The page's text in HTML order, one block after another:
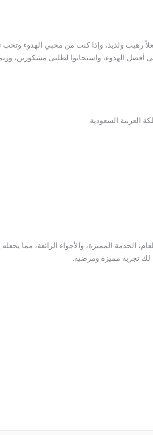
رهيب ولذيذ، وإذا كنت من محبي الهدوء
الهدوء، واستجابوا لطلبي مشكورين،
الخدمة المميزة، والأجواء الرائعة، مما
تجربة مميزة ومرضية.